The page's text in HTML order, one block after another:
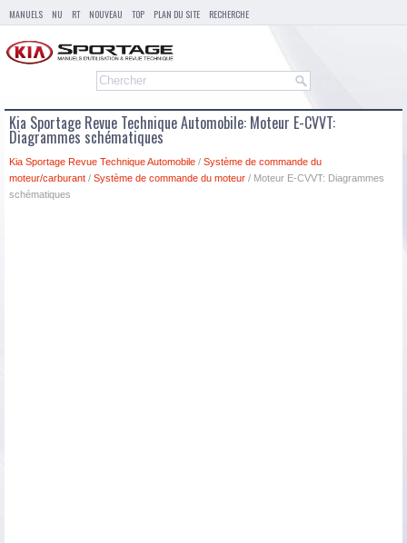
MANUELS NU RT NOUVEAU TOP PLAN DU SITE RECHERCHE
Kia Sportage Revue Technique Automobile: Moteur E-CVVT:
Diagrammes schématiques
Kia Sportage Revue Technique Automobile / Système de commande du
moteur/carburant / Système de commande du moteur / Moteur E-CVVT: Diagrammes
schématiques